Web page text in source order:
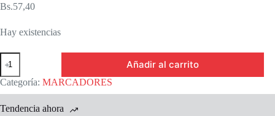
Bs.57,40
Hay existencias
Marcador
Acrilico
de
Pizarra
de
Añadir al carrito
Categoría: MARCADORES
Tendencia ahora